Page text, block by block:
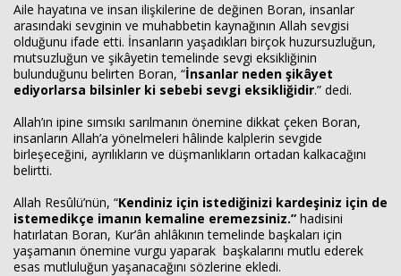
Aile hayatına ve insan ilişkilerine de değinen Boran, insanlar
arasındaki sevginin ve muhabbetin kaynağının Allah sevgisi
olduğunu ifade etti. İnsanların yaşadıkları birçok huzursuzluğun,
mutsuzluğun ve şikâyetin temelinde sevgi eksikliğinin
bulunduğunu belirten Boran, “İnsanlar neden şikâyet
ediyorlarsa bilsinler ki sebebi sevgi eksikliğidir.” dedi.
Allah’ın ipine sımsıkı sarılmanın önemine dikkat çeken Boran,
insanların Allah’a yönelmeleri hâlinde kalplerin sevgide
birleşeceğini, ayrılıkların ve düşmanlıkların ortadan kalkacağını
belirtti.
Allah Resûlü’nün, “Kendiniz için istediğinizi kardeşiniz için de
istemedikçe imanın kemaline eremezsiniz.” hadisini
hatırlatan Boran, Kur’ân ahlâkının temelinde başkaları için
yaşamanın önemine vurgu yaparak başkalarını mutlu ederek
esas mutluluğun yaşanacağını sözlerine ekledi.